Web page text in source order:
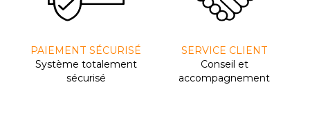
PAIEMENT SÉCURISÉ
Système totalement
sécurisé
SERVICE CLIENT
Conseil et
accompagnement